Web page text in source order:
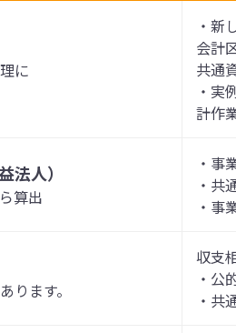
に
・新
会計
共通
・実
計作
法人）
算出
・事
・共
・事
ります。
収支
・公
・共